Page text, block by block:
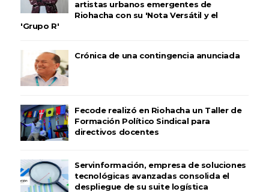
artistas urbanos emergentes de
Riohacha con su 'Nota Versátil y el
'Grupo R'
Crónica de una contingencia anunciada
Fecode realizó en Riohacha un Taller de
Formación Político Sindical para
directivos docentes
Servinformación, empresa de soluciones
tecnológicas avanzadas consolida el
despliegue de su suite logística